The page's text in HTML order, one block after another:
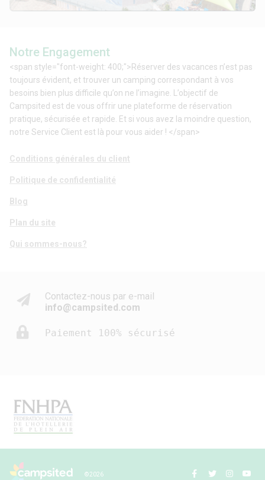
Notre Engagement
<span style="font-weight: 400;">Réserver des vacances n’est pas
toujours évident, et trouver un camping correspondant à vos
besoins bien plus difficile qu’on ne l’imagine. L’objectif de
Campsited est de vous offrir une plateforme de réservation
pratique, sécurisée et rapide. Et si vous avez la moindre question,
notre Service Client est là pour vous aider ! </span>
Conditions générales du client
Politique de confidentialité
Blog
Plan du site
Qui sommes-nous?
Contactez-nous par e-mail
info@campsited.com
Paiement 100% sécurisé
© 2026